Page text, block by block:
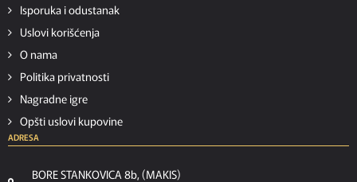
Isporuka i odustanak
Uslovi korišćenja
O nama
Politika privatnosti
Nagradne igre
Opšti uslovi kupovine
ADRESA
BORE STANKOVICA 8b, (MAKIS)